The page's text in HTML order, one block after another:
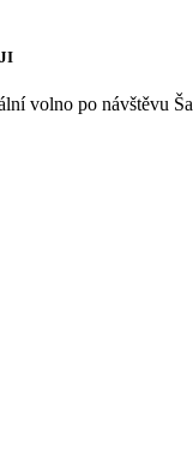
volno po návštěvu